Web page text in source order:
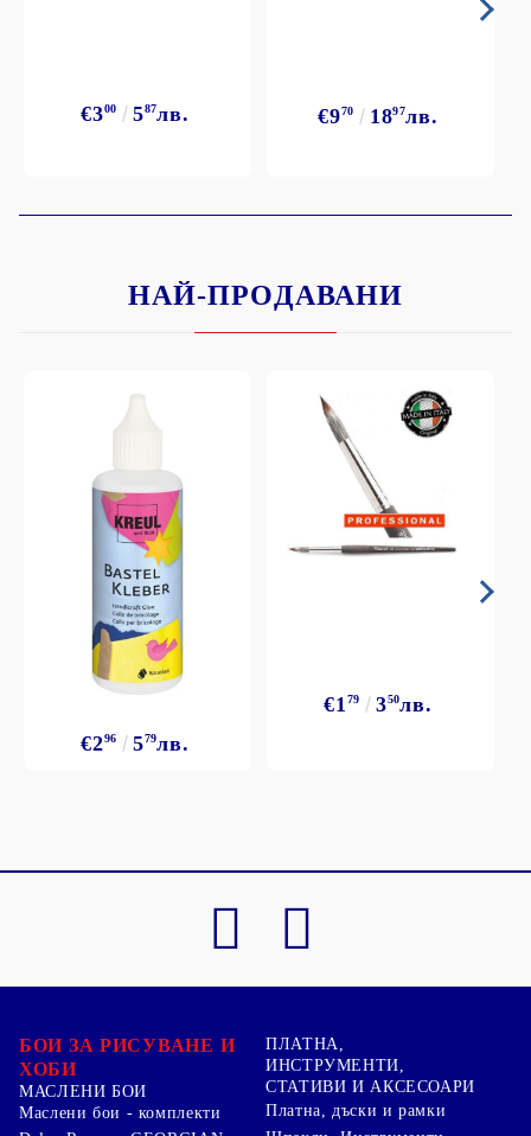
€300 587лв. €970 1897лв.
НАЙ-ПРОДАВАНИ
€296 579лв.
€179 350лв.
БОИ ЗА РИСУВАНЕ И
ХОБИ
МАСЛЕНИ БОИ
Маслени бои - комплекти
ПЛАТНА,
ИНСТРУМЕНТИ,
СТАТИВИ И АКСЕСОАРИ
Платна, дъски и рамки